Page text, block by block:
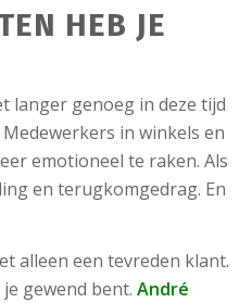
HEB JE
langer genoeg in deze tijd
in winkels en
emotioneel te raken. Als
en terugkomgedrag. En
alleen een tevreden klant.
je gewend bent. André